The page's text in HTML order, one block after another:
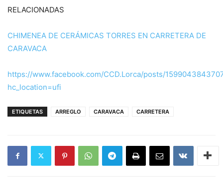
RELACIONADAS
CHIMENEA DE CERÁMICAS TORRES EN CARRETERA DE
CARAVACA
https://www.facebook.com/CCD.Lorca/posts/
hc_location=ufi
ETIQUETAS ARREGLO CARAVACA CARRETERA